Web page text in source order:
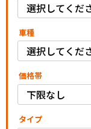
車種
価格帯
タイプ